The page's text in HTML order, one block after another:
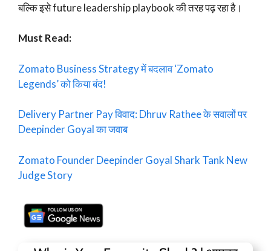
बल्कि इसे future leadership playbook की तरह पढ़ रहा है।
Must Read:
Zomato Business Strategy में बदलाव ‘Zomato
Legends’ को किया बंद!
Delivery Partner Pay विवाद: Dhruv Rathee के सवालों पर
Deepinder Goyal का जवाब
Zomato Founder Deepinder Goyal Shark Tank New
Judge Story